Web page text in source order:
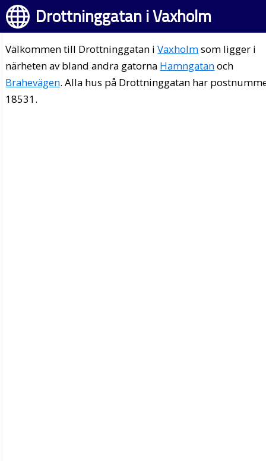
Drottninggatan i Vaxholm
Välkommen till Drottninggatan iVaxholmsom ligger i
närheten av bland andra gatorna Hamngatanoch
Brahevägen. Alla hus på Drottninggatan har
18531.